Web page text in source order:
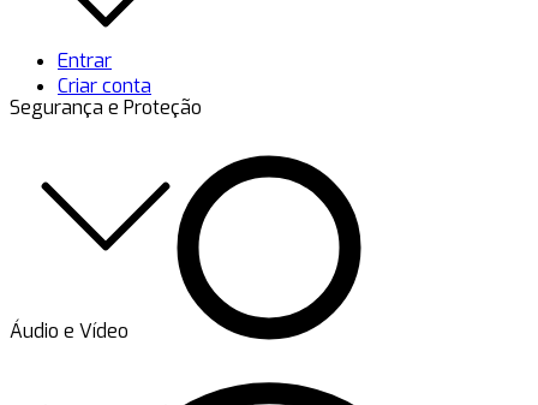
Segurança e Proteção
Áudio e Vídeo
Entrar
Criar conta